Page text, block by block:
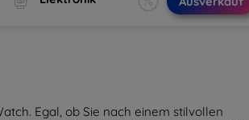
Egal, ob Sie nach einem stilvollen